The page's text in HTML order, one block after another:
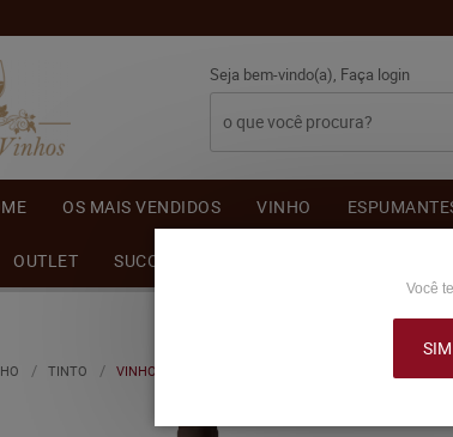
Seja bem-vindo(a), Faça login
OS MAIS VENDIDOS VINHO
OUTLET SUCO DE UVA
TINTO VINHO CASA PERINI ARBO CABERNET/MERLOT TINTO
Você
SIM